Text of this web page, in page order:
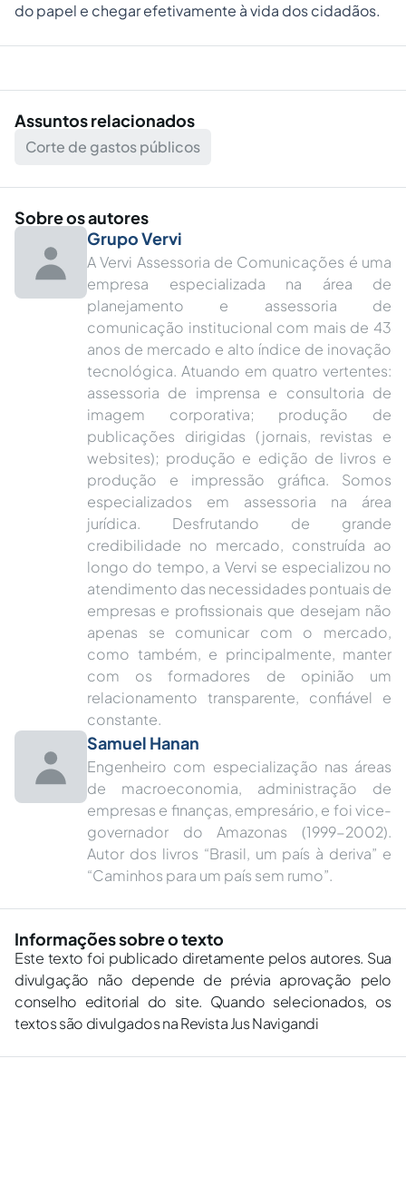
do papel e chegar efetivamente à vida dos cidadãos.
Assuntos relacionados
Corte de gastos públicos
Sobre os autores
Grupo Vervi
A Vervi Assessoria de Comunicações é uma
empresa especializada na área de
planejamento e assessoria de
comunicação institucional com mais de 43
anos de mercado e alto índice de inovação
tecnológica. Atuando em quatro vertentes:
assessoria de imprensa e consultoria de
imagem corporativa; produção de
publicações dirigidas (jornais, revistas e
websites); produção e edição de livros e
produção e impressão gráfica. Somos
especializados em assessoria na área
jurídica. Desfrutando de grande
credibilidade no mercado, construída ao
longo do tempo, a Vervi se especializou no
atendimento das necessidades pontuais de
empresas e profissionais que desejam não
apenas se comunicar com o mercado,
como também, e principalmente, manter
com os formadores de opinião um
relacionamento transparente, confiável e
constante.
Samuel Hanan
Engenheiro com especialização nas áreas
de macroeconomia, administração de
empresas e finanças, empresário, e foi vice-
governador do Amazonas (1999-2002).
Autor dos livros “Brasil, um país à deriva” e
“Caminhos para um país sem rumo”.
Informações sobre o texto
Este texto foi publicado diretamente pelos autores. Sua
divulgação não depende de prévia aprovação pelo
conselho editorial do site. Quando selecionados, os
textos são divulgados na Revista Jus Navigandi